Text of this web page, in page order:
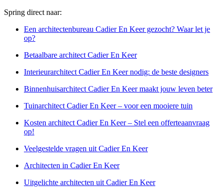
Spring direct naar:
Een architectenbureau Cadier En Keer gezocht? Waar let je
op?
Betaalbare architect Cadier En Keer
Interieurarchitect Cadier En Keer nodig: de beste designers
Binnenhuisarchitect Cadier En Keer maakt jouw leven beter
Tuinarchitect Cadier En Keer – voor een mooiere tuin
Kosten architect Cadier En Keer – Stel een offerteaanvraag
op!
Veelgestelde vragen uit Cadier En Keer
Architecten in Cadier En Keer
Uitgelichte architecten uit Cadier En Keer